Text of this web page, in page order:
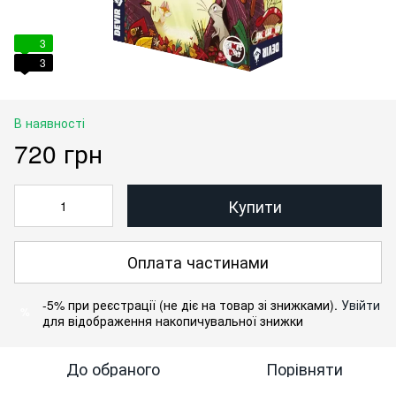
3
3
В наявності
720 грн
Купити
Оплата частинами
-5% при реєстрації (не діє на товар зі знижками). Увійти
для відображення накопичувальної знижки
До обраного Порівняти